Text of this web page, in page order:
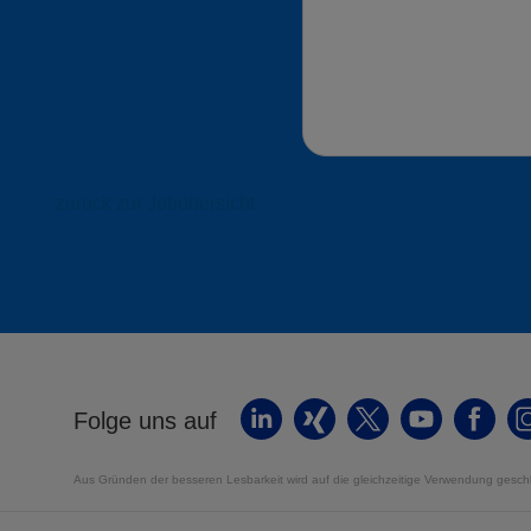
Folge uns auf
Aus Gründen der besseren Lesbarkeit wird auf die gleichzeitige Verwendung